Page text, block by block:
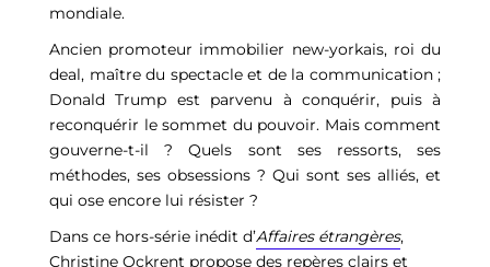
mondiale.
Ancien promoteur immobilier new-yorkais, roi du
deal, maître du spectacle et de la communication ;
Donald Trump est parvenu à conquérir, puis à
reconquérir le sommet du pouvoir. Mais comment
gouverne-t-il ? Quels sont ses ressorts, ses
méthodes, ses obsessions ? Qui sont ses alliés, et
qui ose encore lui résister ?
Dans ce hors-série inédit d’Affaires étrangères,
Christine Ockrent propose des repères clairs et